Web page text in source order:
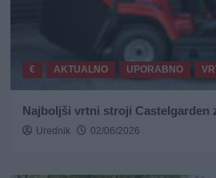
€ AKTUALNO UPORABNO
Najboljši vrtni stroji Castelgarden
Urednik 02/06/2026